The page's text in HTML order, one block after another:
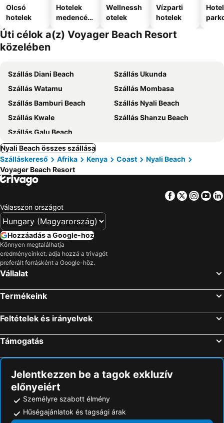
Olcsó
hotelek
Hotelek
medencév
Wellnessh
otelek
Vízparti
hotelek
Úti célok a(z) Voyager Beach Resort
közelében
Szállás Diani Beach
Szállás Ukunda
Szállás Watamu
Szállás Mombasa
Szállás Bamburi Beach
Szállás Nyali Beach
Szállás Kwale
Szállás Shanzu Beach
Szállás Galu Beach
Nyali Beach összes szállása
Szálláskereső
Afrika Kenya Coast
Nyali Beach
Voyager Beach Resort
Facebook
Twitter
Válasszon országot
Hozzáadás a Google-hoz
Könnyen megtalálhatja
eredményeinket: adja hozzá a trivagót
preferált forrásként a Google-höz.
Vállalat
Termékeink
Feltételek és irányelvek
Támogatás
Jelentkezzen be a tagok exkluzív
előnyeiért
Személyre szabott élmény
Hűségajánlatok és tagsági árak